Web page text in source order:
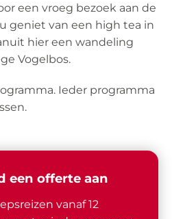
een vroeg bezoek aan de
geniet van een high tea in
hier een wandeling
Vogelbos.
Ieder programma
een offerte aan
vanaf 12